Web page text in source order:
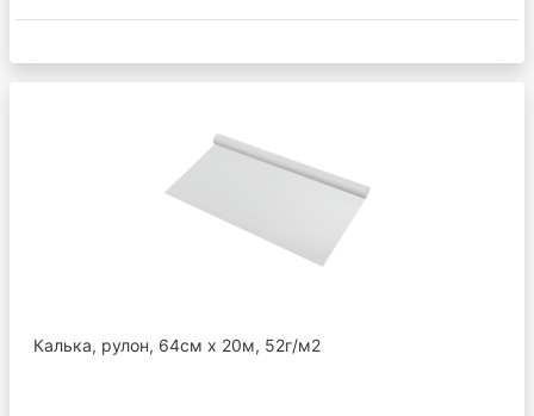
Калька, рулон, 64см х 20м, 52г/м2